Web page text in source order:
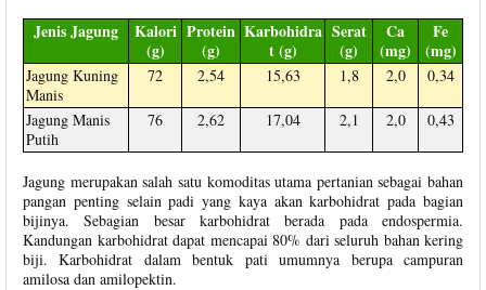
Jenis Jagung
Kalori
(g)
Protein
(g)
Karbohidra
t (g)
Serat
(g)
Ca
(mg)
Fe
(mg)
Jagung Kuning
Manis
72 2,54 15,63 1,8 2,0 0,34
Jagung Manis
Putih
76 2,62 17,04 2,1 2,0 0,43
Jagung merupakan salah satu komoditas utama pertanian sebagai bahan
pangan penting selain padi yang kaya akan karbohidrat pada bagian
bijinya. Sebagian besar karbohidrat berada pada endospermia.
Kandungan karbohidrat dapat mencapai 80% dari seluruh bahan kering
biji. Karbohidrat dalam bentuk pati umumnya berupa campuran
amilosa dan amilopektin.